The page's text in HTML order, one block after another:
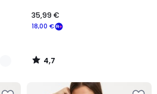
18,00 €
35,99 €
4,7
/